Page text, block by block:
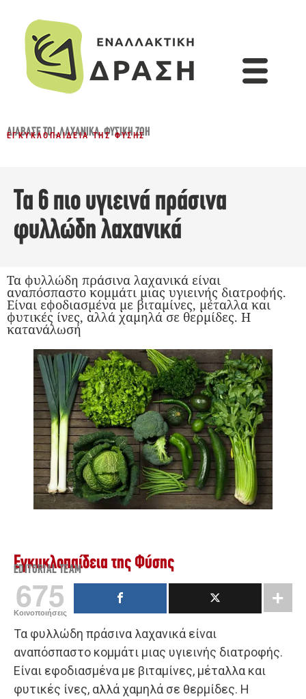
ΔΙΆΒΑΣΈ ΤΟ!,ΛΑΧΑΝΙΚΆ,ΦΥΣΙΚΉ ΖΩΉ
ΕΓΚΥΚΛΟΠΑΊΔΕΙΑ ΤΗΣ ΦΎΣΗΣ
Τα 6 πιο υγιεινά πράσινα
φυλλώδη λαχανικά
Τα φυλλώδη πράσινα λαχανικά είναι
αναπόσπαστο κομμάτι μιας υγιεινής διατροφής.
Είναι εφοδιασμένα με βιταμίνες, μέταλλα και
φυτικές ίνες, αλλά χαμηλά σε θερμίδες. Η
κατανάλωσή
Εγκυκλοπαίδεια της Φύσης
EDITORIAL TEAM
675
Κοινοποιήσεις
Τα φυλλώδη πράσινα λαχανικά είναι
αναπόσπαστο κομμάτι μιας υγιεινής διατροφής.
Είναι εφοδιασμένα με βιταμίνες, μέταλλα και
φυτικές ίνες, αλλά χαμηλά σε θερμίδες. Η